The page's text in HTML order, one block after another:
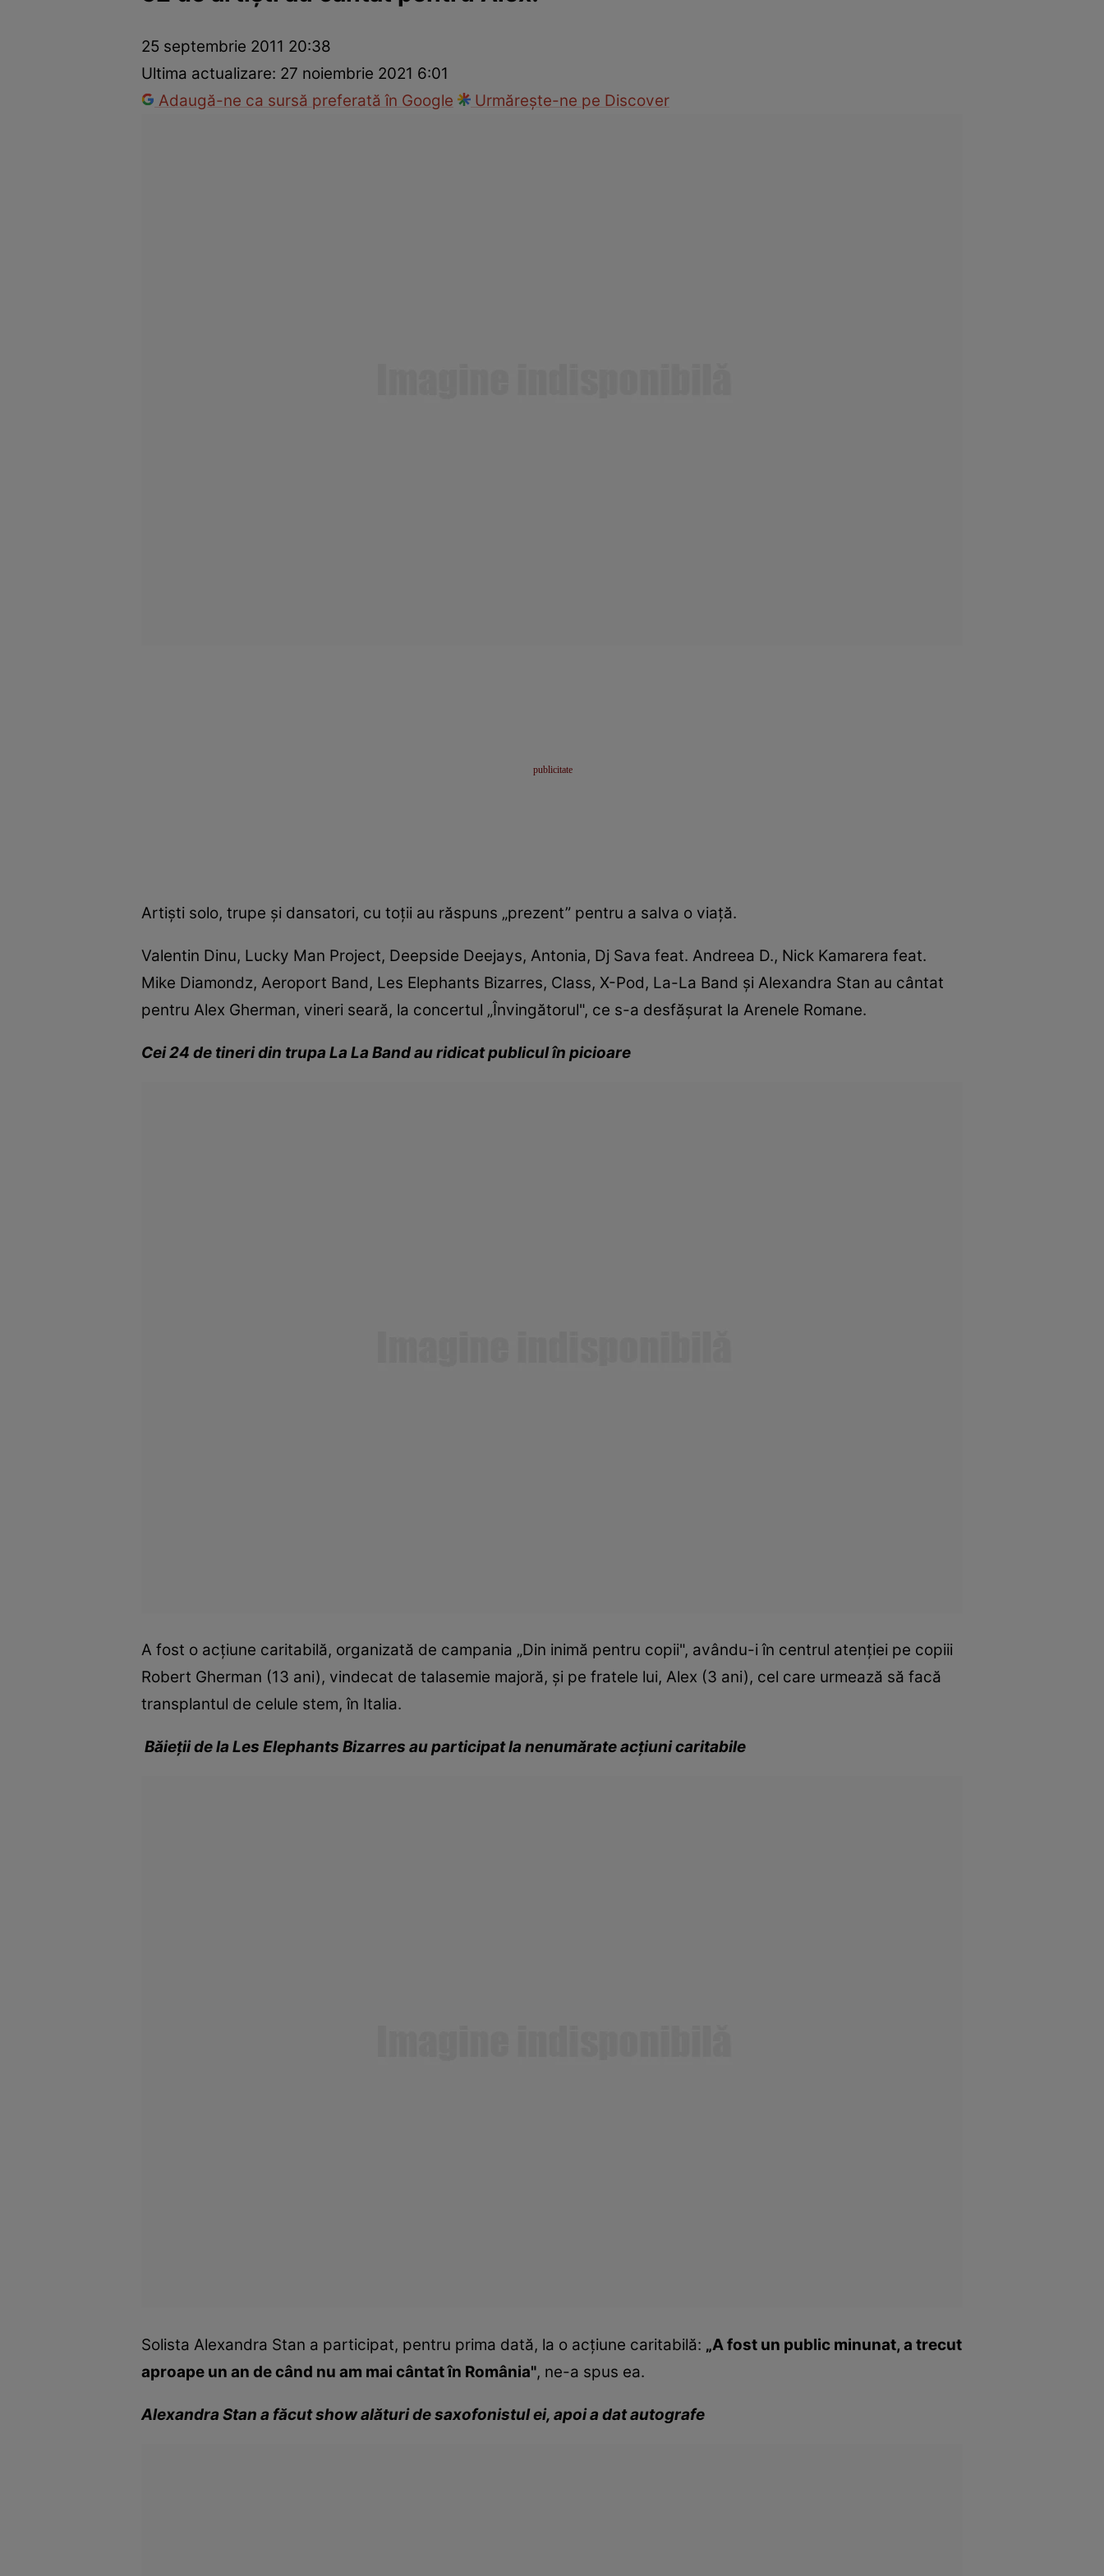
InternaționalFapt diversTehnologie
25 septembrie 2011 20:38
Ultima actualizare: 27 noiembrie 2021 6:01
Adaugă-ne ca sursă preferată în Google
Urmărește-ne pe Discover
Artişti solo, trupe şi dansatori, cu toţii au răspuns „prezent” pentru a salva o viaţă.
Valentin Dinu, Lucky Man Project, Deepside Deejays, Antonia, Dj Sava feat. Andreea D., Nick Kamarera feat.
Mike Diamondz, Aeroport Band, Les Elephants Bizarres, Class, X-Pod, La-La Band şi Alexandra Stan au cântat
pentru Alex Gherman, vineri seară, la concertul „Învingătorul", ce s-a desfăşurat la Arenele Romane.
Cei 24 de tineri din trupa La La Band au ridicat publicul în picioare
A fost o acţiune caritabilă, organizată de campania „Din inimă pentru copii", avându-i în centrul atenţiei pe copiii
Robert Gherman (13 ani), vindecat de talasemie majoră, şi pe fratele lui, Alex (3 ani), cel care urmează să facă
transplantul de celule stem, în Italia.
Băieţii de la Les Elephants Bizarres au participat la nenumărate acţiuni caritabile
Solista Alexandra Stan a participat, pentru prima dată, la o acţiune caritabilă: „A fost un public minunat, a trecut
aproape un an de când nu am mai cântat în România", ne-a spus ea.
Alexandra Stan a făcut show alături de saxofonistul ei, apoi a dat autografe